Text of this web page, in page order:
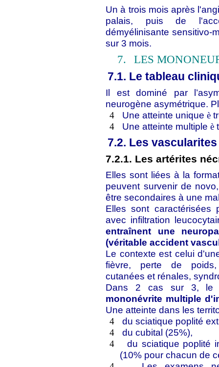
Un à trois mois après
palais, puis de
démyélinisante sensitivo-
sur 3 mois.
7.
LES
7.1. Le tableau
Il est dominé par
neurogène asymétrique.
4 Une atteinte uniqueè
4 Une atteinte multipleè
7.2. Les vascularites
7.2.1. Les artérites
Elles sont liées à la
peuvent survenir de
être secondaires à une
Elles sont
avec infiltration
entraînent une
(véritable accident
Le contexte est celui
fièvre, perte de poids,
cutanées et rénales,
Dans 2 cas sur 3, le
mononévrite multiple
Une atteinte dans les
4 du sciatique poplité
4 du cubital (25%),
4
du sciatique poplité
(10% pour chacun de